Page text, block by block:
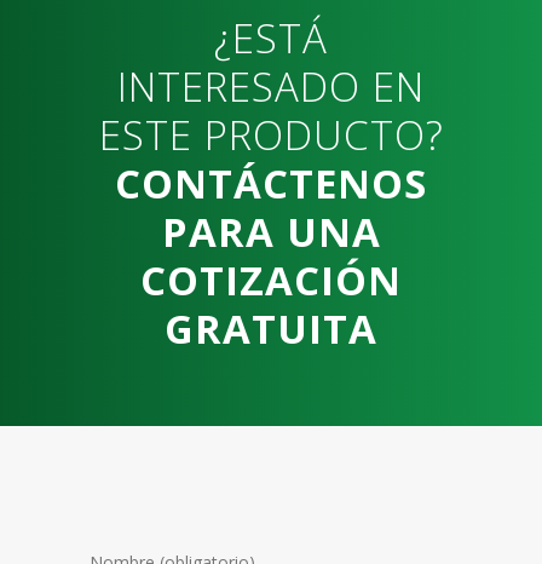
¿ESTÁ
INTERESADO EN
ESTE PRODUCTO?
CONTÁCTENOS
PARA UNA
COTIZACIÓN
GRATUITA